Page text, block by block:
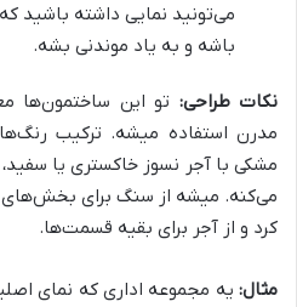
می‌تونید نمایی داشته باشید
باشه و به یاد موندنی بشه.
نکات طراحی: تو این ساختمون‌ها
مدرن استفاده میشه. ترکیب
مشکی با آجر نسوز خاکستری یا
می‌کنه. میشه از سنگ برای
کرد و از آجر برای بقیه قسمت‌ها.
مثال: یه مجموعه اداری که نمای